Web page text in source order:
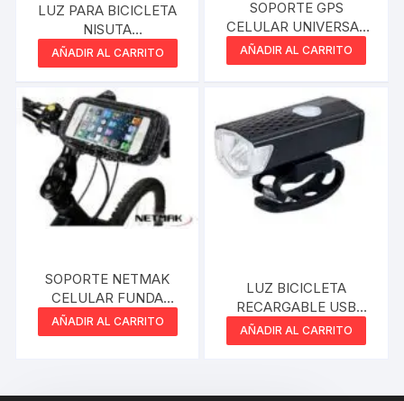
LUZ PARA BICICLETA
NISUTA
MULTIFUNCION
NSLIB1W
AÑADIR AL CARRITO
SOPORTE GPS
CELULAR UNIVERSAL
PARA BICICLETA GTC
BBG-001 BANDA
30MM ROTACION 360
GRADOS
AÑADIR AL CARRITO
SOPORTE NETMAK
CELULAR FUNDA
IMPERMEABLE PARA
BICI/MOTO
AÑADIR AL CARRITO
LUZ BICICLETA
RECARGABLE USB
NISUTA
AÑADIR AL CARRITO